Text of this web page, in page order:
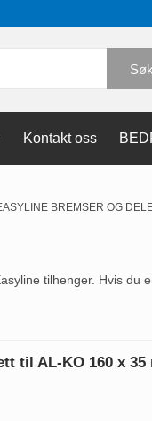
Søk
Kontakt oss
BREMSER OG
tilhenger. Hvis du
til AL-KO 160 x 35